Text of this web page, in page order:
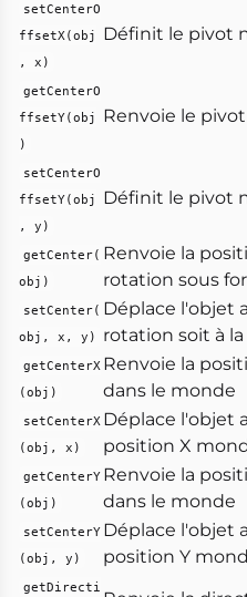
setCenterO
ffsetX(obj
, x)
Définit le pivot
getCenterO
ffsetY(obj
)
Renvoie le
setCenterO
ffsetY(obj
, y)
Définit le pivot
getCenter(
obj)
Renvoie la
rotation sous
setCenter(
obj, x, y)
Déplace l'objet
rotation soit à
getCenterX
(obj)
Renvoie la
dans le monde
setCenterX
(obj, x)
Déplace l'objet
position X
getCenterY
(obj)
Renvoie la
dans le monde
setCenterY
(obj, y)
Déplace l'objet
position Y
getDirecti